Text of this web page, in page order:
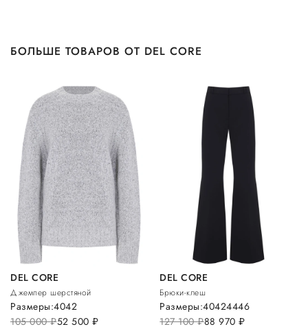
БОЛЬШЕ ТОВАРОВ ОТ DEL CORE
DEL CORE
Джемпер шерстяной
105 000руб.52 500 руб.
Размеры:4042
DEL CORE
Брюки-клеш
127 100руб.88 970руб.
Размеры:40424446